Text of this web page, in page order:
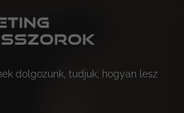
dolgozunk, tudjuk, hogyan lesz